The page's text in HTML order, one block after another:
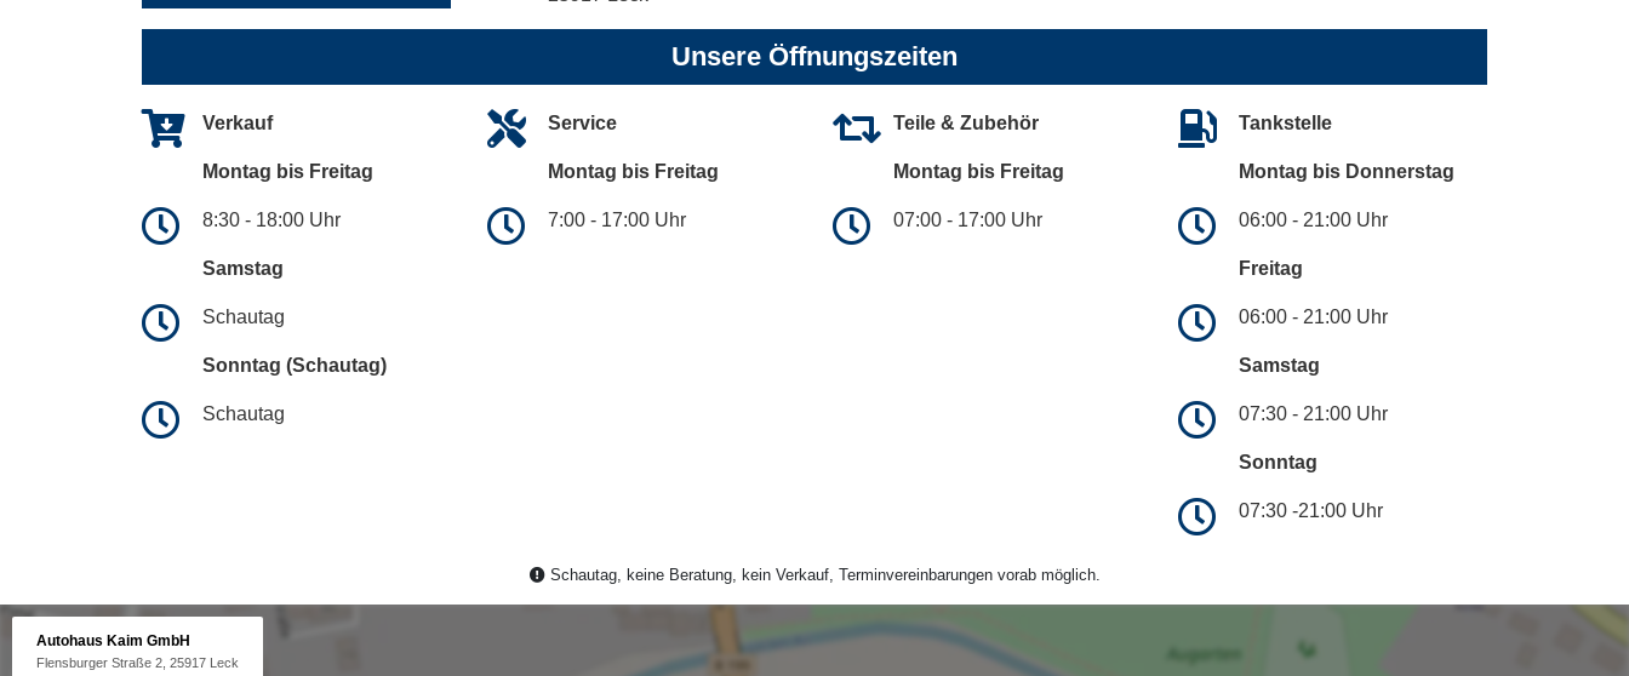
Unsere Öffnungszeiten
Verkauf
Montag bis Freitag
8:30 - 18:00 Uhr
Samstag
Schautag
Sonntag (Schautag)
Schautag
Service
Montag bis Freitag
7:00 - 17:00 Uhr
Teile & Zubehör
Montag bis Freitag
07:00 - 17:00 Uhr
Tankstelle
Montag bis Donnerstag
06:00 - 21:00 Uhr
Freitag
06:00 - 21:00 Uhr
Samstag
07:30 - 21:00 Uhr
Sonntag
07:30 -21:00 Uhr
Schautag, keine Beratung, kein Verkauf, Terminvereinbarungen vorab möglich.
Autohaus Kaim GmbH
Flensburger Straße 2, 25917 Leck